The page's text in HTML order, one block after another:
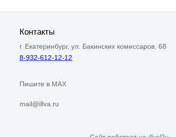
Контакты
г. Екатеринбург, ул. Бакинских комиссаров, 68
8-932-612-12-12
Пишите в MAX
mail@illva.ru